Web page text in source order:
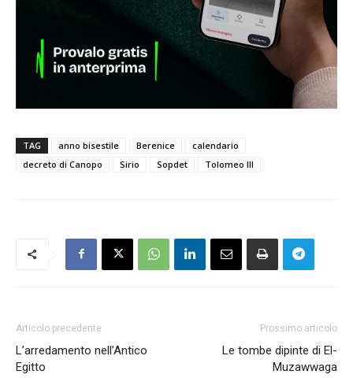
TAG anno bisestile Berenice
calendario
decreto di Canopo
Sirio Sopdet Tolomeo III
Articolo precedente
L’arredamento nell’Antico
Egitto
Prossimo articolo
Le tombe dipinte di El-
Muzawwaga